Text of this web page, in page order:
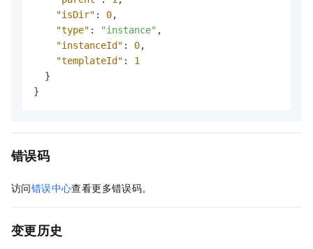
"isDir" : 0,
"type" : "instance" ,
"instanceId" : 0,
"templateId" :
1
}
}
错误码
访问错误中心查看更多错误码。
变更历史